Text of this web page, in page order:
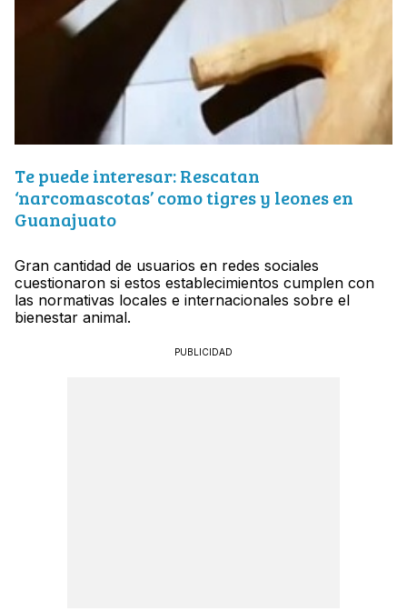
Te puede interesar: Rescatan
‘narcomascotas’ como tigres y leones en
Guanajuato
Gran cantidad de usuarios en redes sociales
cuestionaron si estos establecimientos cumplen con
las normativas locales e internacionales sobre el
bienestar animal.
PUBLICIDAD